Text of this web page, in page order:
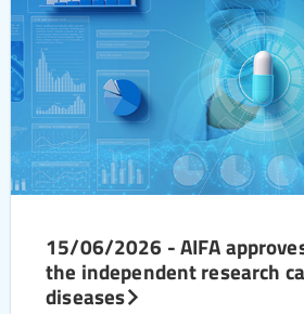
15/06/2026 - AIFA
the independent research
diseases